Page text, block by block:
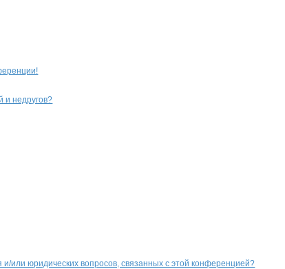
и недругов?
или юридических вопросов, связанных с этой конференцией?